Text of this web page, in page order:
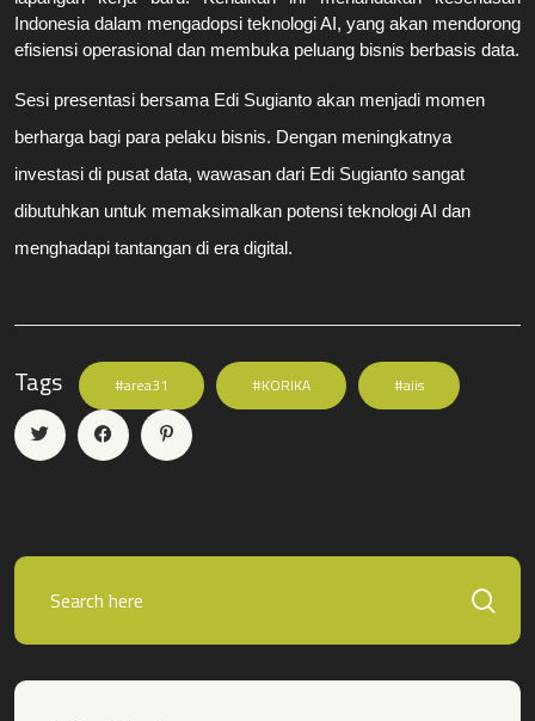
Indonesia dalam mengadopsi teknologi AI, yang akan mendorong
efisiensi operasional dan membuka peluang bisnis berbasis data.
Sesi presentasi bersama Edi Sugianto akan menjadi momen
berharga bagi para pelaku bisnis. Dengan meningkatnya
investasi di pusat data, wawasan dari Edi Sugianto sangat
dibutuhkan untuk memaksimalkan potensi teknologi AI dan
menghadapi tantangan di era digital.
Tags #area31 #KORIKA #aiis